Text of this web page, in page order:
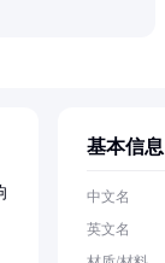
基本信息
中文名
英文名